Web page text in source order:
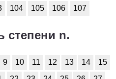
7 8 9 10
104 105 106 107
степени n.
9 10 11 12 13 14
15